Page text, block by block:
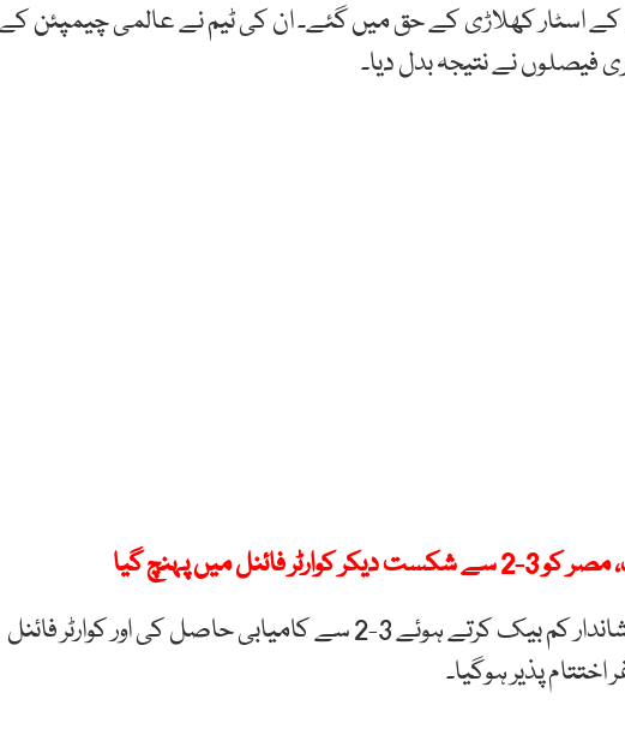
کے اسٹار کھلاڑی کے حق میں گئے۔ ان کی ٹیم نے عالمی چیمپئن
فیصلوں نے نتیجہ بدل دیا۔
میں پہنچ گیا
واضح رہے کہ ارجنٹائن نے آخری لمحات میں شاندار کم بیک کرتے ہوئے 3-2 سے کامیابی حاصل کی اور کوارٹر فائنل
پذیر ہوگیا۔